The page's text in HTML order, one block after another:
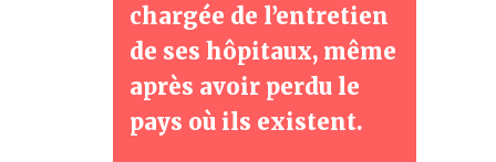
chargée de l’entretien
de ses hôpitaux, même
après avoir perdu le
pays où ils existent.